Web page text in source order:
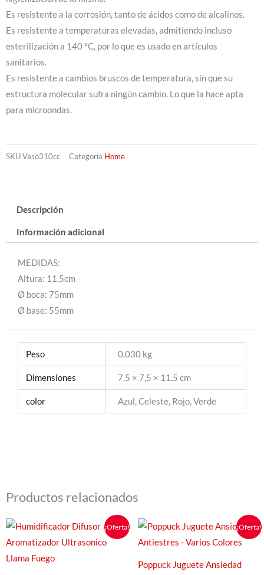
Es resistente a la corrosión, tanto de ácidos como de alcalinos.
Es resistente a temperaturas elevadas, admitiendo incluso
esterilización a 140 ºC, por lo que es usado en artículos
sanitarios.
Es resistente a cambios bruscos de temperatura, sin que su
estructura molecular sufra ningún cambio. Lo que la hace apta
para microondas.
SKUVaso310cc Categoría Home
Descripción
Información adicional
MEDIDAS:
Altura: 11.5cm
Ø boca: 75mm
Ø base: 55mm
Peso 0,030 kg
Dimensiones 7,5 × 7,5 × 11,5 cm
color Azul, Celeste, Rojo, Verde
Productos relacionados
¡Oferta!
precio
original
$37.000,00.
precio
actual
Este
producto
¡Oferta!
Poppuck Juguete Ansiedad
El
precio
original
$5.300,00.
El
precio
actual
$4.500,00.